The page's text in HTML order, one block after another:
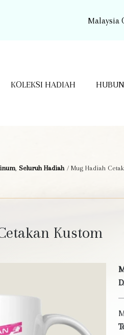
Malaysia
KOLEKSI HADIAH
Seluruh Hadiah / Mug Hadiah
Kustom